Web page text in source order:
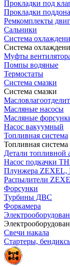
Прокладки под
Прокладки поддона
Ремкомплекты
Сальники
Система
Система
Муфты
Помпы водяные
Термостаты
Система смазки
Система смазки
Масляные насосы
Масляные
Насос вакуумный
Топливная система
Топливная система
Детали топливной
Насос подкачки
Плунжера ZEXEL,
Распылители
Форсунки
Турбины ДВС
Форкамера
Свечи накала
Стартеры,